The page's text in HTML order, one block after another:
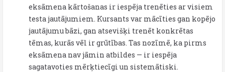
eksāmena kārtošanas ir iespēja trenēties ar visiem
testa jautājumiem. Kursants var mācīties gan kopējo
jautājumu bāzi, gan atsevišķi trenēt konkrētas
tēmas, kurās vēl ir grūtības. Tas nozīmē, ka pirms
eksāmena nav jāmin atbildes — ir iespēja
sagatavoties mērķtiecīgi un sistemātiski.